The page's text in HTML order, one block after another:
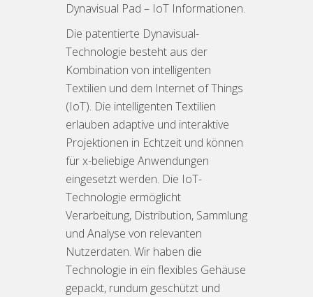
Dynavisual Pad – IoT Informationen.
Die patentierte Dynavisual-
Technologie besteht aus der
Kombination von intelligenten
Textilien und dem Internet of Things
(IoT). Die intelligenten Textilien
erlauben adaptive und interaktive
Projektionen in Echtzeit und können
für x-beliebige Anwendungen
eingesetzt werden. Die IoT-
Technologie ermöglicht
Verarbeitung, Distribution, Sammlung
und Analyse von relevanten
Nutzerdaten. Wir haben die
Technologie in ein flexibles Gehäuse
gepackt, rundum geschützt und